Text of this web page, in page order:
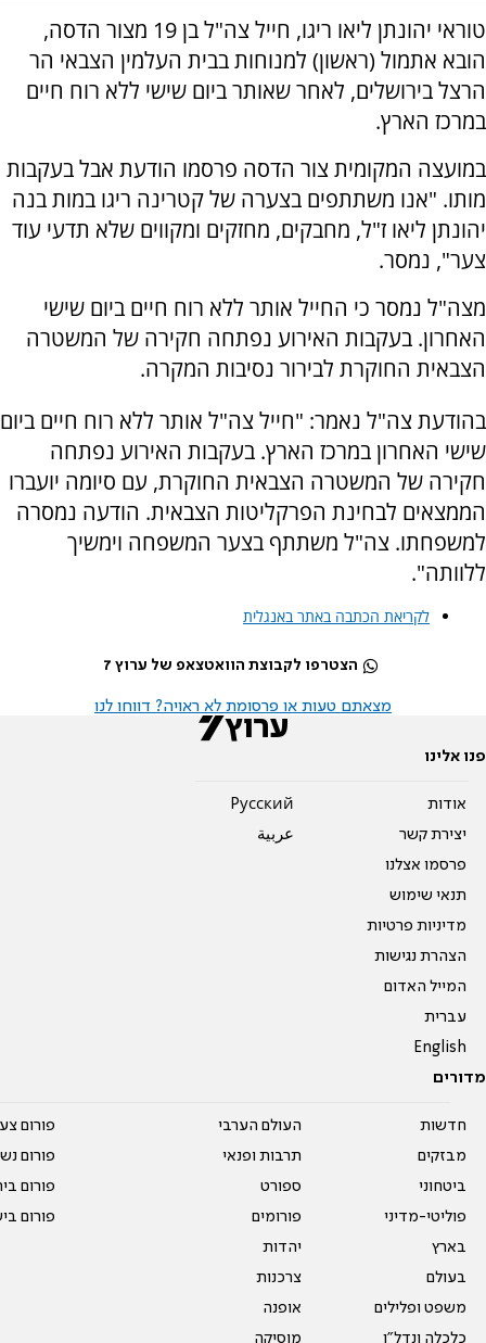
טוראי יהונתן ליאו ריגו, חייל צה"ל בן 19 מצור הדסה,
הובא אתמול (ראשון) למנוחות בבית העלמין הצבאי הר
הרצל בירושלים, לאחר שאותר ביום שישי ללא רוח חיים
במרכז הארץ.
במועצה המקומית צור הדסה פרסמו הודעת אבל בעקבות
מותו. "אנו משתתפים בצערה של קטרינה ריגו במות בנה
יהונתן ליאו ז"ל, מחבקים, מחזקים ומקווים שלא תדעי עוד
צער", נמסר.
מצה"ל נמסר כי החייל אותר ללא רוח חיים ביום שישי
האחרון. בעקבות האירוע נפתחה חקירה של המשטרה
הצבאית החוקרת לבירור נסיבות המקרה.
בהודעת צה"ל נאמר: "חייל צה"ל אותר ללא רוח חיים ביום
שישי האחרון במרכז הארץ. בעקבות האירוע נפתחה
חקירה של המשטרה הצבאית החוקרת, עם סיומה יועברו
הממצאים לבחינת הפרקליטות הצבאית. הודעה נמסרה
למשפחתו. צה"ל משתתף בצער המשפחה וימשיך
ללוותה".
לקריאת הכתבה באתר באנגלית
הצטרפו לקבוצת הוואטצאפ של ערוץ 7
מצאתם טעות או פרסומת לא ראויה? דווחו לנו
פנו אלינו
אודות
יצירת קשר
פרסמו אצלנו
תנאי שימוש
מדיניות פרטיות
הצהרת נגישות
המייל האדום
עברית
English
Pусский
عربية
מדורים
חדשות
מבזקים
ביטחוני
פוליטי-מדיני
בארץ
בעולם
משפט ופלילים
כלכלה ונדל"ן
העולם הערבי
תרבות ופנאי
ספורט
פורומים
יהדות
צרכנות
אופנה
מוסיקה
פורום
פורום
פורום
פורום